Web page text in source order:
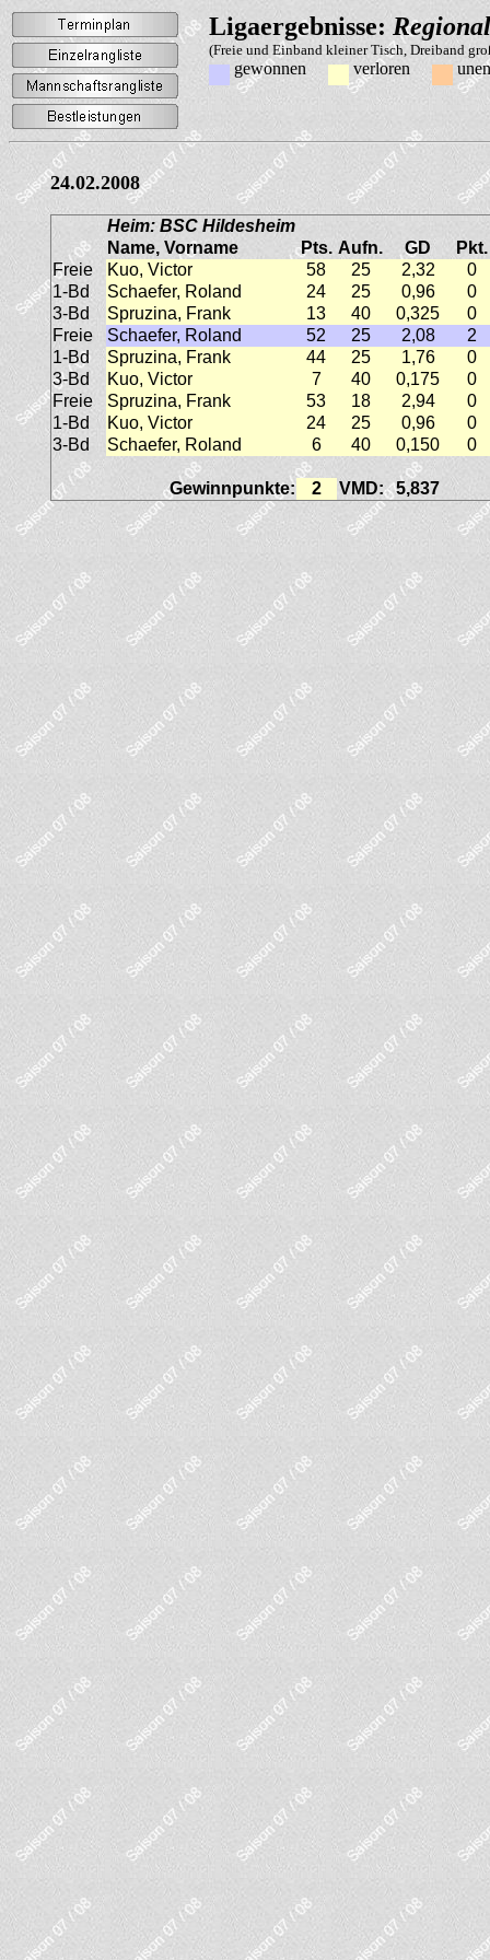
Ligaergebnisse:
(Freie und Einband kleiner Tisch, Dreiband
gewonnen verloren
24.02.2008
Heim: BSC Hildesheim
Name, Vorname
Pts. Aufn. GD
Pkt.
Freie
Kuo, Victor 58 25 2,32
0
1-Bd
Schaefer, Roland 24 25 0,96
0
3-Bd
Spruzina, Frank 13 40 0,325
0
Freie
Schaefer, Roland 52 25 2,08
2
1-Bd
Spruzina, Frank 44 25 1,76
0
3-Bd
Kuo, Victor 7 40 0,175
0
Freie
Spruzina, Frank 53 18 2,94
0
1-Bd
Kuo, Victor 24 25 0,96
0
3-Bd
Schaefer, Roland 6 40 0,150 0
Gewinnpunkte: 2 VMD: 5,837